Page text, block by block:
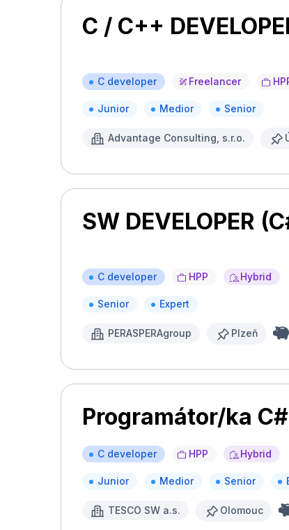
C / C++
C developer Freelancer
Junior Medior Senior
Advantage Consulting, s.r.o.
SW DEVELOPER
C developer HPP Hybrid
Senior Expert
PERASPERAgroup Plzeň
Programátor/ka C#
C developer HPP Hybrid
Junior Medior Senior
TESCO SW a.s. Olomouc